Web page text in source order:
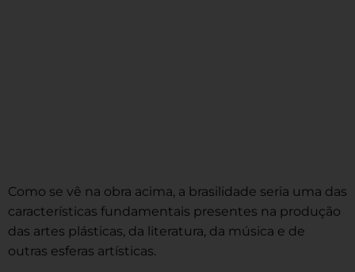
Como se vê na obra acima, a brasilidade seria uma das
características fundamentais presentes na produção
das artes plásticas, da literatura, da música e de
outras esferas artísticas.